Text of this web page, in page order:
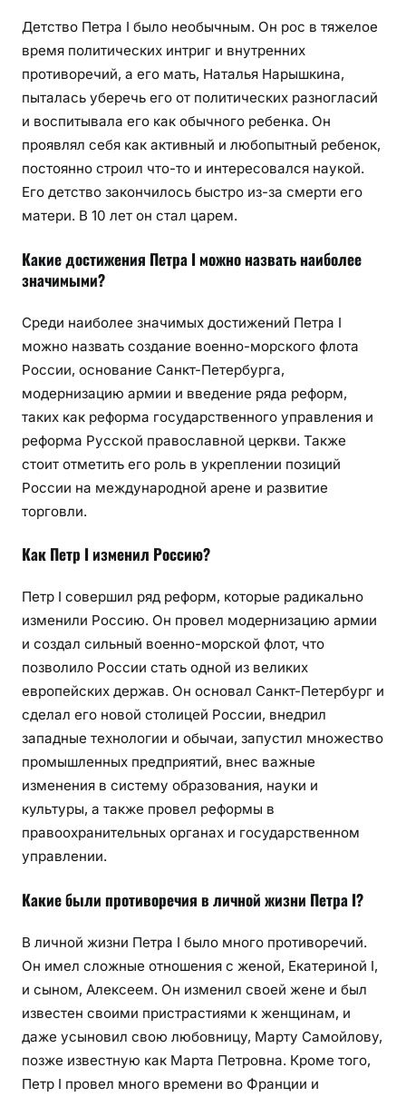
Детство Петра I было необычным. Он рос в тяжелое
время политических интриг и внутренних
противоречий, а его мать, Наталья Нарышкина,
пыталась уберечь его от политических разногласий
и воспитывала его как обычного ребенка. Он
проявлял себя как активный и любопытный ребенок,
постоянно строил что-то и интересовался наукой.
Его детство закончилось быстро из-за смерти его
матери. В 10 лет он стал царем.
Какие достижения Петра I можно назвать наиболее
значимыми?
Среди наиболее значимых достижений Петра I
можно назвать создание военно-морского флота
России, основание Санкт-Петербурга,
модернизацию армии и введение ряда реформ,
таких как реформа государственного управления и
реформа Русской православной церкви. Также
стоит отметить его роль в укреплении позиций
России на международной арене и развитие
торговли.
Как Петр I изменил Россию?
Петр I совершил ряд реформ, которые радикально
изменили Россию. Он провел модернизацию армии
и создал сильный военно-морской флот, что
позволило России стать одной из великих
европейских держав. Он основал Санкт-Петербург и
сделал его новой столицей России, внедрил
западные технологии и обычаи, запустил множество
промышленных предприятий, внес важные
изменения в систему образования, науки и
культуры, а также провел реформы в
правоохранительных органах и государственном
управлении.
Какие были противоречия в личной жизни Петра I?
В личной жизни Петра I было много противоречий.
Он имел сложные отношения с женой, Екатериной I,
и сыном, Алексеем. Он изменил своей жене и был
известен своими пристрастиями к женщинам, и
даже усыновил свою любовницу, Марту Самойлову,
позже известную как Марта Петровна. Кроме того,
Петр I провел много времени во Франции и